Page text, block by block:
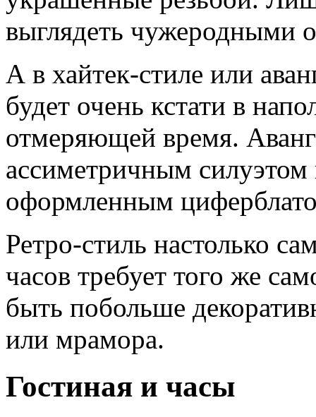
выглядеть чужеродными
А в хайтек-стиле или
будет очень кстати в
отмеряющей время.
ассиметричным
оформленным
Ретро-стиль настолько
часов требует того же
быть побольше
или мрамора.
Гостиная и часы